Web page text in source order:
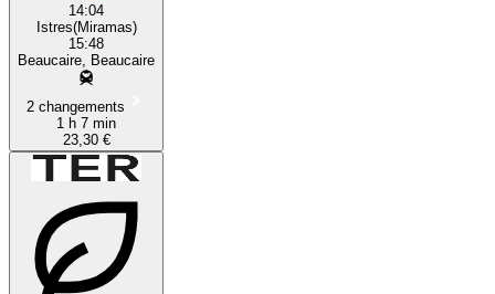
14:04
Istres(Miramas)
15:48
Beaucaire, Beaucaire
2 changements
1 h 7 min
23,30 €